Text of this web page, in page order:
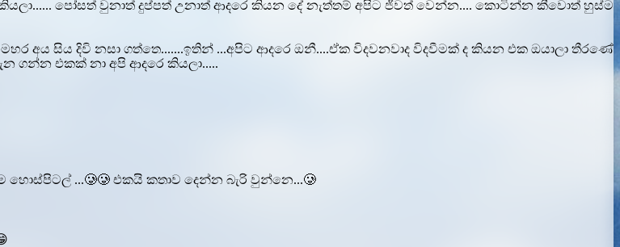
පෝසත් වුනාත් දුප්පත් උනාත් ආදරෙ කියන දේ නැත්තම් අපිට ජීවත් වෙන්න.... කොටින්න කීවොත් හුස්ම
අය සිය දිවි නසා ගත්තෙ.......ඉතින් ...අපිට ආදරෙ ඔනී....ඒක විදවනවාද විදවීමක් ද කියන එක ඔයාලා තීරණේ
ගන්න එකක් නා අපි ආදරෙ කියලා.....
...🥲🥲 එකයි කතාව දෙන්න බැරි වුන්නෙ...🥲